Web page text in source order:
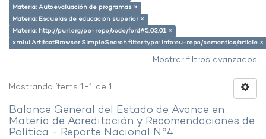
Materia: Autoevaluación de programas ×
Materia: Escuelas de educación superior ×
Materia: http://purl.org/pe-repo/ocde/ford#5.03.01 ×
xmlui.ArtifactBrowser.SimpleSearch.filter.type: info:eu-repo/semantics/article ×
Mostrar filtros avanzados
Mostrando ítems 1-1 de 1
Balance General del Estado de Avance en
Materia de Acreditación y Recomendaciones de
Política - Reporte Nacional N°4.